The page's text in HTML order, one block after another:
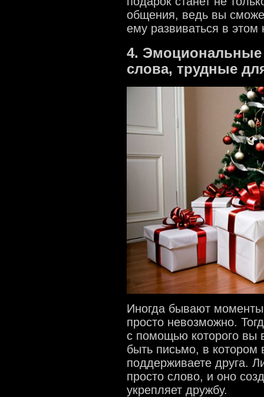
общения, ведь вы
ему развиваться в этом
4.
слова, трудные
Иногда бывают
просто невозможно.
с помощью которого вы
быть письмо, в котором
поддерживаете друга.
просто слово, и оно
укрепляет дружбу.